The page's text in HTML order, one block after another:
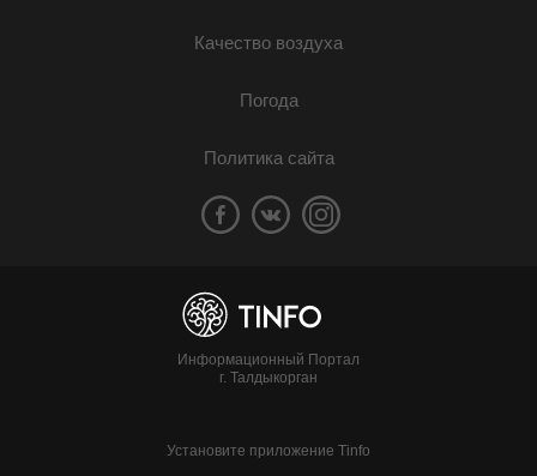
Качество воздуха
Погода
Политика сайта
Информационный Портал
г. Талдыкорган
Установите приложение Tinfo